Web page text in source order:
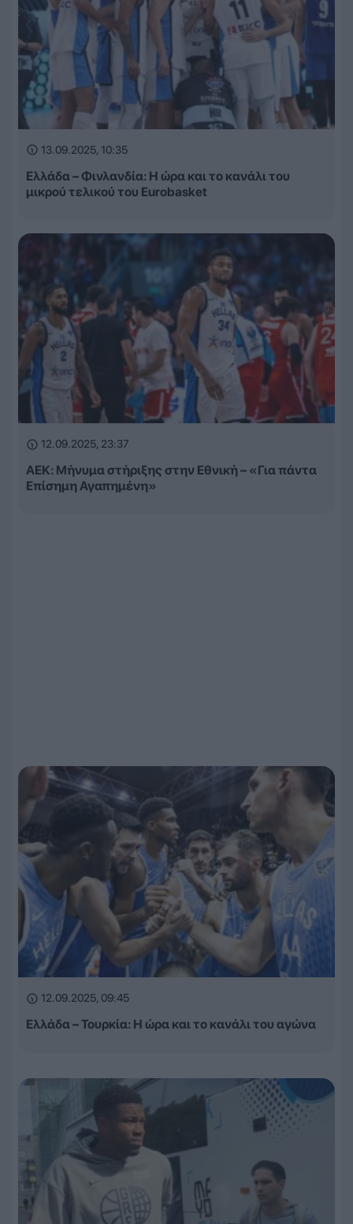
13.09.2025, 10:35
Ελλάδα – Φινλανδία: Η ώρα και το κανάλι του
μικρού τελικού του Eurobasket
12.09.2025, 23:37
ΑΕΚ: Μήνυμα στήριξης στην Εθνική – «Για πάντα
Επίσημη Αγαπημένη»
12.09.2025, 09:45
Ελλάδα – Τουρκία: Η ώρα και το κανάλι του αγώνα